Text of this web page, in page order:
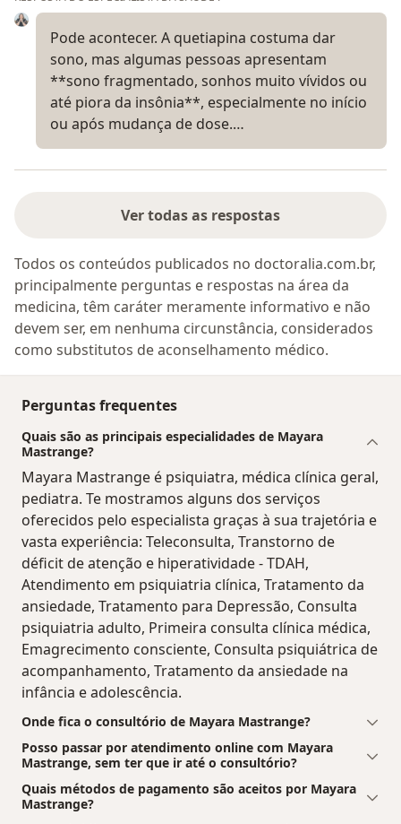
Pode acontecer. A quetiapina costuma dar
sono, mas algumas pessoas apresentam
**sono fragmentado, sonhos muito vívidos ou
até piora da insônia**, especialmente no início
ou após mudança de dose.…
Ver todas as respostas
Todos os conteúdos publicados no doctoralia.com.br,
principalmente perguntas e respostas na área da
medicina, têm caráter meramente informativo e não
devem ser, em nenhuma circunstância, considerados
como substitutos de aconselhamento médico.
Perguntas frequentes
Quais são as principais especialidades de Mayara
Mastrange?
Mayara Mastrange é psiquiatra, médica clínica geral,
pediatra. Te mostramos alguns dos serviços
oferecidos pelo especialista graças à sua trajetória e
vasta experiência: Teleconsulta, Transtorno de
déficit de atenção e hiperatividade - TDAH,
Atendimento em psiquiatria clínica, Tratamento da
ansiedade, Tratamento para Depressão, Consulta
psiquiatria adulto, Primeira consulta clínica médica,
Emagrecimento consciente, Consulta psiquiátrica de
acompanhamento, Tratamento da ansiedade na
infância e adolescência.
Onde fica o consultório de Mayara Mastrange?
Posso passar por atendimento online com Mayara
Mastrange, sem ter que ir até o consultório?
Quais métodos de pagamento são aceitos por Mayara
Mastrange?